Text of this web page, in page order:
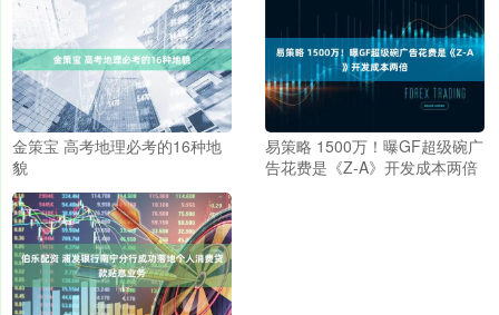
金策宝 高考地理必考的16种地
貌
易策略 1500万！曝GF超级碗广
告花费是《Z-A》开发成本两倍